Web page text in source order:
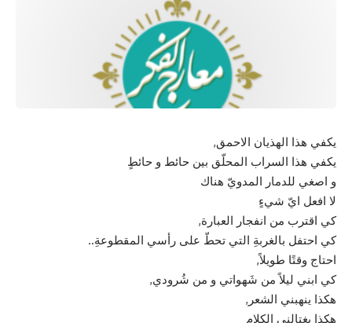
يكفي هذا الهذيان الاحمق,
يكفي هذا السراب المحلّق بين حائط و حائطٍ
و اصغي للدمار المدويّ هناك
لا افعل ايّ شيءٍ
كي اقترب من انفجار العبارة,
كي احتفل بالغربةِ التي تحطّ على رأسي المقطوعةِ..
احتاج وقتًا طويلاً,
كي ابني ليلاً من شَهواتي و من شُرودي,
هكذا ينهبني الشعر,
هكذا يغتالني الكلام